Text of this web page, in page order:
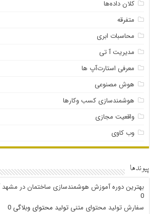
کلان داده‌ها
متفرقه
محاسبات ابری
مدیریت آ تی
معرفی استارت‌آپ ها
هوش مصنوعی
هوشمندسازی کسب وکارها
واقعیت مجازی
وب کاوی
پیوندها
بهترین دوره آموزش هوشمندسازی ساختمان در مشهد
0
سفارش تولید محتوای متنی تولید محتوای وبلاگی 0